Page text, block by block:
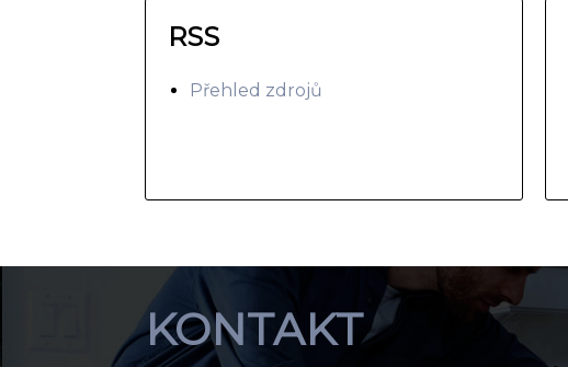
RSS
Přehled zdrojů
KONTAKT